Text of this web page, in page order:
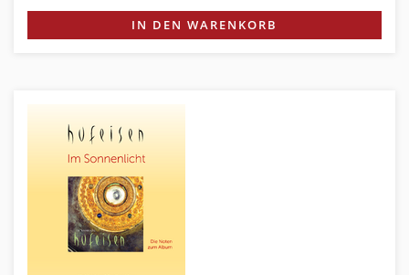
IN DEN WARENKORB